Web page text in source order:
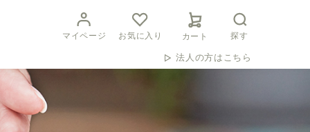
マイページ お気に入り カート 探す
法人の方はこちら